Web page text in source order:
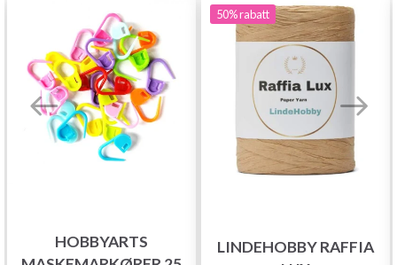
HOBBYARTS
50%rabatt
LINDEHOBBY RAFFIA